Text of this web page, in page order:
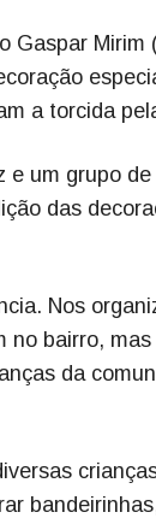
Gaspar
a torcida
um grupo
das
Nos
bairro,
da